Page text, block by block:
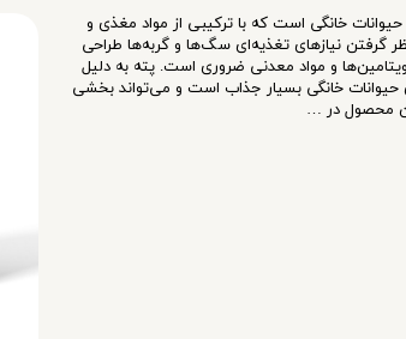
خانگی است که با ترکیبی از مواد مغذی و
گرفتن نیازهای تغذیه‌ای سگ‌ها و گربه‌ها طراحی
و مواد معدنی ضروری است. پته به دلیل
خانگی بسیار جذاب است و می‌تواند بخشی
محصول در …